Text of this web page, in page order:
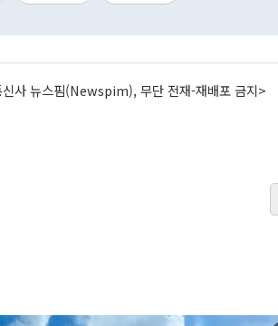
사 뉴스핌(Newspim), 무단 전재-재배포 금지>